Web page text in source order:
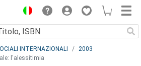
INTERNAZIONALI
2003
l'alessitimia